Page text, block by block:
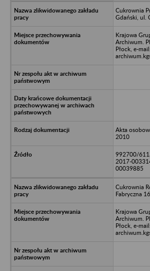
Cukrownia
Gdański, ul.
Krajowa
Archiwum.
Płock, e-
Akta
2010
992700/
2017-
00039885
Cukrownia
Fabryczna 16
Krajowa
Archiwum.
Płock, e-